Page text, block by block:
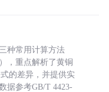
种常用计算方法
，重点解析了黄铜
的差异，并提供实
据参考GB/T 4423-